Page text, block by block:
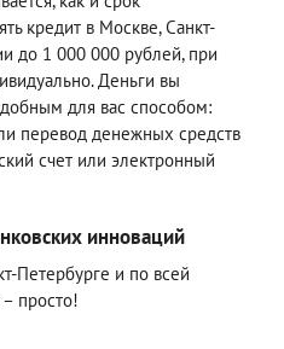
кредит в Москве, Санкт-
до 1 000 000 рублей, при
Деньги вы
для вас способом:
перевод денежных средств
счет или электронный
инноваций
Петербурге и по всей
просто!